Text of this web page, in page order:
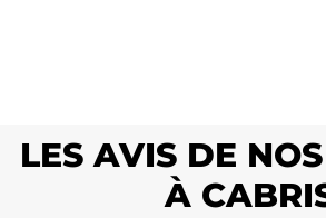
LES AVIS DE
À